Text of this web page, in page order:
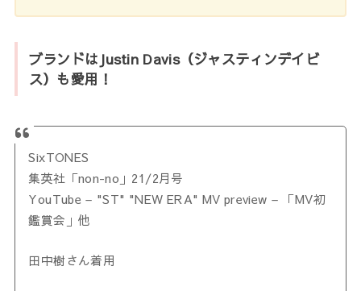
ブランドはJustin Davis（ジャスティンデイビ
ス）も愛用！
SixTONES
集英社「non-no」21/2月号
YouTube – "ST" "NEW ERA" MV preview – 「MV初
鑑賞会」他
田中樹さん着用